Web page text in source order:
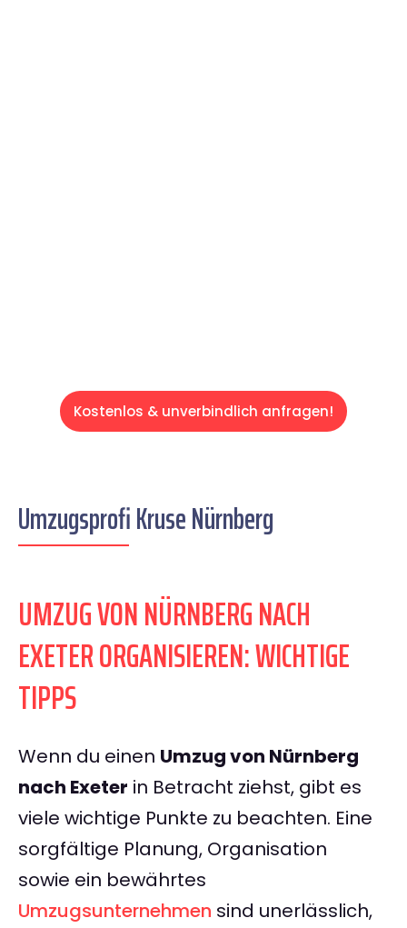
Kostenlos & unverbindlich anfragen!
Umzugsprofi Kruse Nürnberg
UMZUG VON NÜRNBERG NACH
EXETER ORGANISIEREN: WICHTIGE
TIPPS
Wenn du einen Umzug von Nürnberg
nach Exeter in Betracht ziehst, gibt es
viele wichtige Punkte zu beachten. Eine
sorgfältige Planung, Organisation
sowie ein bewährtes
Umzugsunternehmen sind unerlässlich,